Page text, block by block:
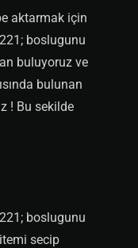
aktarmak için
boslugunu
buluyoruz ve
bulunan
! Bu sekilde
boslugunu
secip